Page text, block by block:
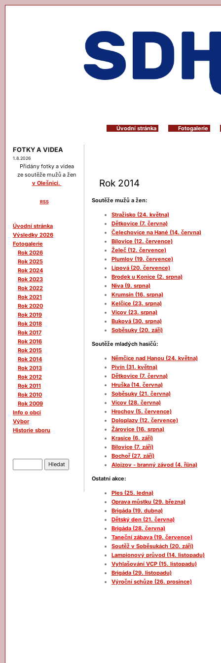
Úvodní stránka Fotogalerie
FOTKY A VIDEA
1.8.2026
Přidány fotky a videa
ze soutěže mužů a žen
v Olešnici.
RSS
Úvodní stránka
Výsledky 2026
Fotogalerie
Rok 2026
Rok 2025
Rok 2024
Rok 2023
Rok 2022
Rok 2021
Rok 2020
Rok 2019
Rok 2018
Rok 2017
Rok 2016
Rok 2015
Rok 2014
Rok 2013
Rok 2012
Rok 2011
Rok 2010
Rok 2009
Info o obci
Výbor
Historie sboru
Rok 2014
Soutěže mužů a žen:
Stražisko (24. května)
Dětkovice (7. června)
Čelechovice na Hané (14. června)
Bílovice (12. července)
Želeč (12. července)
Plumlov (19. července)
Lipová (20. července)
Brodek u Konice (2. srpna)
Niva (9. srpna)
Krumsín (16. srpna)
Kelčice (23. srpna)
Vícov (23. srpna)
Buková (30. srpna)
Soběsuky (20. září)
Soutěže mladých hasičů:
Němčice nad Hanou (24. května)
Pivín (31. května)
Dětkovice (7. června)
Hruška (14. června)
Soběsuky (21. června)
Vícov (28. června)
Hrochov (5. července)
Doloplazy (12. července)
Žárovice (16. srpna)
Krasice (6. září)
Bílovice (7. září)
Bochoř (27. září)
Alojzov - branný závod (4. října)
Ostatní akce:
Ples (25. ledna)
Oprava můstku (29. března)
Brigáda (19. dubna)
Dětský den (21. června)
Brigáda (28. června)
Taneční zábava (19. července)
Soutěž v Soběsukách (20. září)
Lampionový průvod (14. listopadu)
Vyhlašování VCP (15. listopadu)
Brigáda (29. listopadu)
Výroční schůze (26. prosince)